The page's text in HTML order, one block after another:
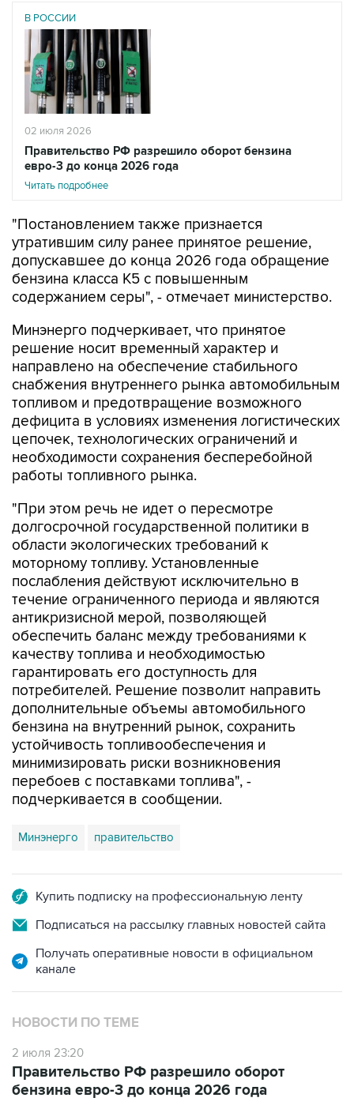
02 июля 2026
Правительство РФ разрешило оборот бензина
евро-3 до конца 2026 года
Читать подробнее
"Постановлением также признается
допускавшее до конца 2026 года обращение
бензина класса К5 с повышенным
содержанием серы", - отмечает министерство.
Минэнерго подчеркивает, что принятое
направлено на обеспечение стабильного
снабжения внутреннего рынка автомобильным
топливом и предотвращение возможного
дефицита в условиях изменения логистических
цепочек, технологических ограничений и
необходимости сохранения бесперебойной
работы топливного рынка.
"При этом речь не идет о пересмотре
области экологических требований к
моторному топливу. Установленные
послабления действуют исключительно в
течение ограниченного периода и являются
антикризисной мерой, позволяющей
обеспечить баланс между требованиями к
качеству топлива и необходимостью
гарантировать его доступность для
потребителей. Решение позволит направить
дополнительные объемы автомобильного
бензина на внутренний рынок, сохранить
устойчивость топливообеспечения и
минимизировать риски возникновения
перебоев с поставками топлива", -
подчеркивается в сообщении.
Минэнерго правительство
Подписаться на рассылку главных новостей сайта
Получать оперативные новости в официальном
канале
НОВОСТИ ПО ТЕМЕ
2 июля 23:20
бензина евро-3 до конца 2026 года